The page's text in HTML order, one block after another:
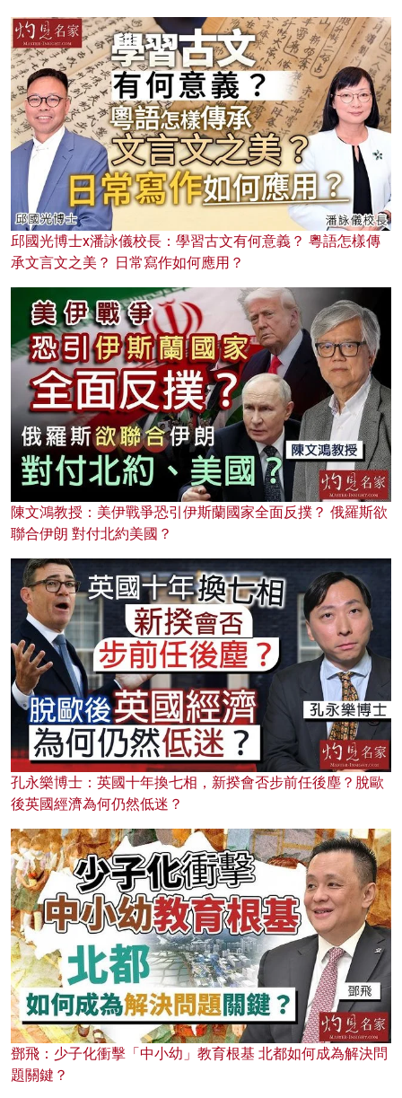
邱國光博士x潘詠儀校長：學習古文有何意義？ 粵語怎樣傳
承文言文之美？ 日常寫作如何應用？
陳文鴻教授：美伊戰爭恐引伊斯蘭國家全面反撲？ 俄羅斯欲
聯合伊朗 對付北約美國？
孔永樂博士：英國十年換七相，新揆會否步前任後塵？脫歐
後英國經濟為何仍然低迷？
鄧飛：少子化衝擊「中小幼」教育根基 北都如何成為解決問
題關鍵？